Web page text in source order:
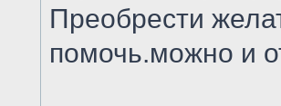
Преобрести
помочь.можно и